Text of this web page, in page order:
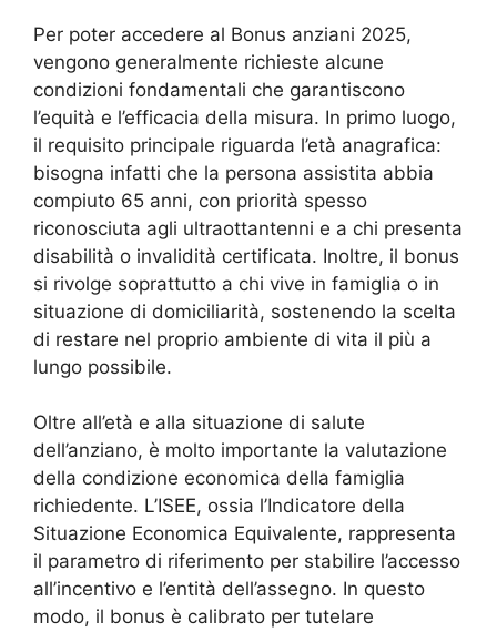
Per poter accedere al Bonus anziani 2025,
vengono generalmente richieste alcune
condizioni fondamentali che garantiscono
l’equità e l’efficacia della misura. In primo luogo,
il requisito principale riguarda l’età anagrafica:
bisogna infatti che la persona assistita abbia
compiuto 65 anni, con priorità spesso
riconosciuta agli ultraottantenni e a chi presenta
disabilità o invalidità certificata. Inoltre, il bonus
si rivolge soprattutto a chi vive in famiglia o in
situazione di domiciliarità, sostenendo la scelta
di restare nel proprio ambiente di vita il più a
lungo possibile.
Oltre all’età e alla situazione di salute
dell’anziano, è molto importante la valutazione
della condizione economica della famiglia
richiedente. L’ISEE, ossia l’Indicatore della
Situazione Economica Equivalente, rappresenta
il parametro di riferimento per stabilire l’accesso
all’incentivo e l’entità dell’assegno. In questo
modo, il bonus è calibrato per tutelare